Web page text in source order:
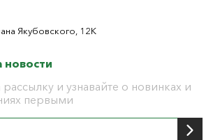
Якубовского, 12К
новости
и узнавайте о новинках и
первыми